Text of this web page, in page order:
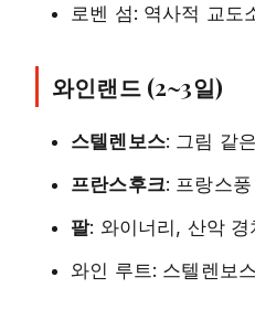
로벤 섬: 역사적 교도
와인랜드 (2~3일)
스텔렌보스: 그림 같
프란스후크: 프랑스
팔: 와이너리, 산악 경
와인 루트: 스텔렌보